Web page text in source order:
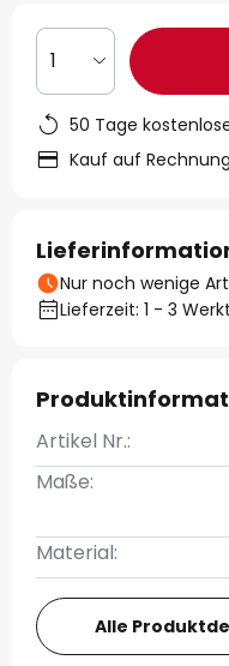
1
50 Tage
Kauf auf Rechnung
Nur noch wenige
Lieferzeit: 1 - 3
Artikel Nr.:
Maße:
Material:
Alle